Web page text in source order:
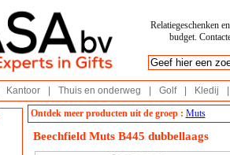
Relatiegeschenken
budget.
Kantoor Thuis en onderweg Golf Kledij
Ontdek meer producten uit de groep : Muts
Beechfield Muts B445 dubbellaags